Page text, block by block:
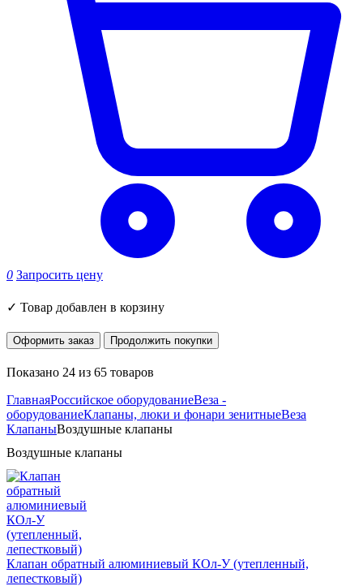
0 Запросить цену
✓ Товар добавлен в корзину
Оформить заказ Продолжить покупки
Показано 24 из 65 товаров
ГлавнаяРоссийское оборудованиеВеза -
оборудованиеКлапаны, люки и фонари зенитныеВеза
КлапаныВоздушные клапаны
Воздушные клапаны
Клапан обратный алюминиевый КОл-У (утепленный,
лепестковый)